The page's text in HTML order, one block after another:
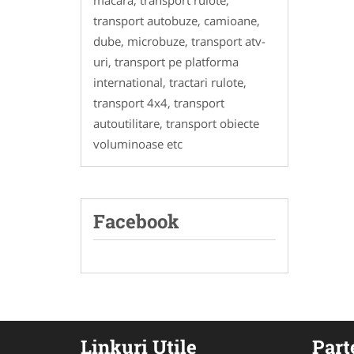
transport autobuze, camioane,
dube, microbuze, transport atv-
uri, transport pe platforma
international, tractari rulote,
transport 4x4, transport
autoutilitare, transport obiecte
voluminoase etc
Facebook
Linkuri Utile